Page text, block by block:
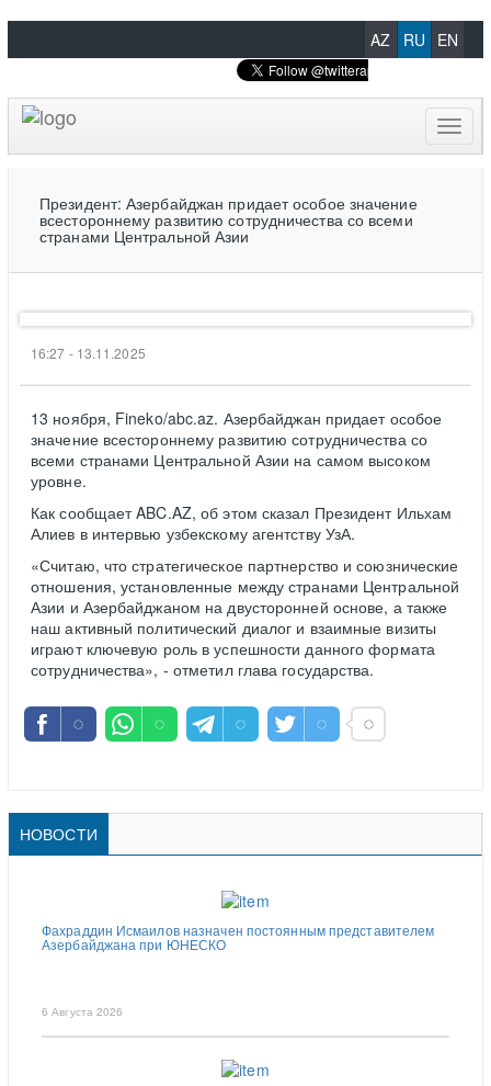
AZ RU EN
Президент: Азербайджан придает особое значение
всестороннему развитию сотрудничества со всеми
странами Центральной Азии
16:27 - 13.11.2025
13 ноября, Fineko/abc.az. Азербайджан придает особое
значение всестороннему развитию сотрудничества со
всеми странами Центральной Азии на самом высоком
уровне.
Как сообщает ABC.AZ, об этом сказал Президент Ильхам
Алиев в интервью узбекскому агентству УзА.
«Считаю, что стратегическое партнерство и союзнические
отношения, установленные между странами Центральной
Азии и Азербайджаном на двусторонней основе, а также
наш активный политический диалог и взаимные визиты
играют ключевую роль в успешности данного формата
сотрудничества», - отметил глава государства.
НОВОСТИ
Фахраддин Исмаилов назначен постоянным представителем
Азербайджана при ЮНЕСКО
6 Августа 2026